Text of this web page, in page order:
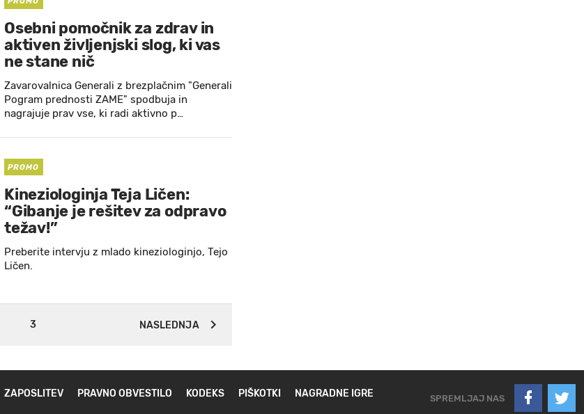
Osebni pomočnik za zdrav in
aktiven življenjski slog, ki vas
ne stane nič
Zavarovalnica Generali z brezplačnim "Generali
Pogram prednosti ZAME" spodbuja in
nagrajuje prav vse, ki radi aktivno p…
PROMO
Kineziologinja Teja Ličen:
“Gibanje je rešitev za odpravo
težav!”
Preberite intervju z mlado kineziologinjo, Tejo
Ličen.
3 NASLEDNJA
ZAPOSLITEV PRAVNO OBVESTILO KODEKS PIŠKOTKI
NAGRADNE IGRE
SPREMLJAJ NAS